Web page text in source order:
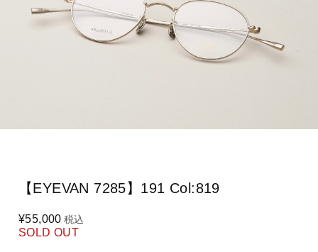
【EYEVAN 7285】191 Col:819
¥55,000 税込
SOLD OUT